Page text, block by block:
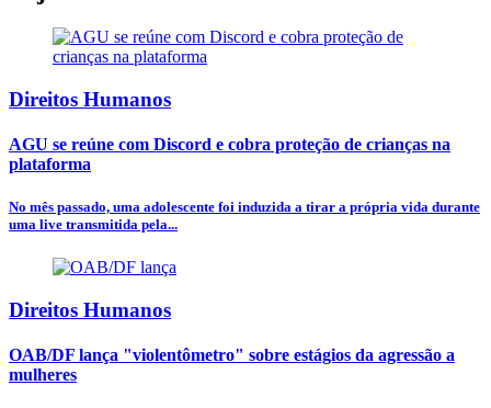
Direitos Humanos
AGU se reúne com Discord e cobra proteção de crianças na
plataforma
No mês passado, uma adolescente foi induzida a tirar a própria vida durante
uma live transmitida pela...
Direitos Humanos
OAB/DF lança "violentômetro" sobre estágios da agressão a
mulheres